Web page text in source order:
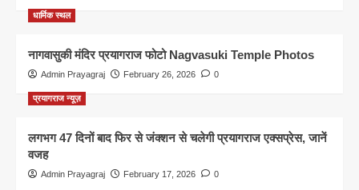
धार्मिक स्थल
नागवासुकी मंदिर प्रयागराज फोटो Nagvasuki Temple Photos
Admin Prayagraj February 26, 2026 0
प्रयागराज न्यूज़
लगभग 47 दिनों बाद फिर से जंक्शन से चलेगी प्रयागराज एक्सप्रेस, जानें
वजह
Admin Prayagraj February 17, 2026 0